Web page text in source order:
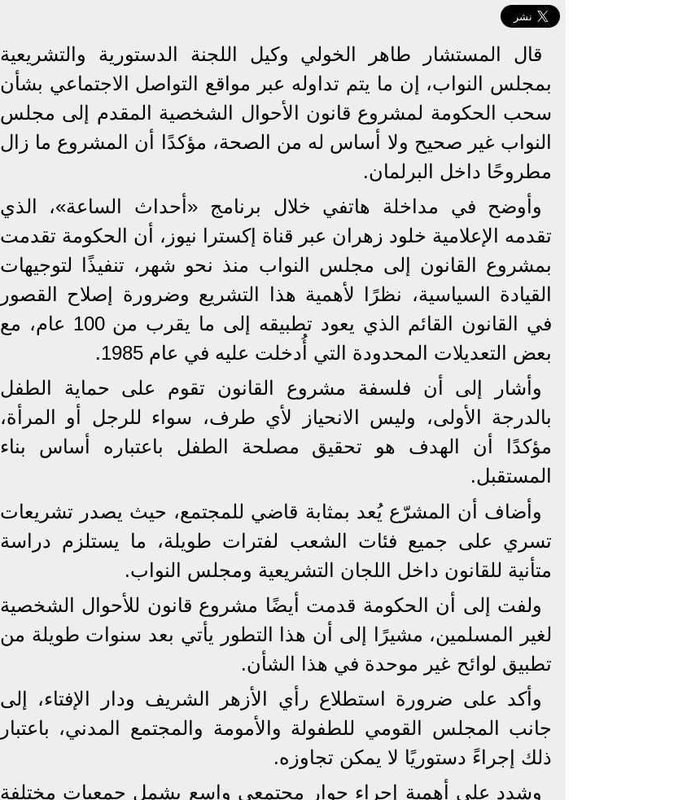
قال المستشار طاهر الخولي وكيل اللجنة الدستورية والتشريعية
بمجلس النواب، إن ما يتم تداوله عبر مواقع التواصل الاجتماعي بشأن
سحب الحكومة لمشروع قانون الأحوال الشخصية المقدم إلى مجلس
النواب غير صحيح ولا أساس له من الصحة، مؤكدًا أن المشروع ما زال
مطروحًا داخل البرلمان.
وأوضح في مداخلة هاتفي خلال برنامج «أحداث الساعة»، الذي
تقدمه الإعلامية خلود زهران عبر قناة إكسترا نيوز، أن الحكومة تقدمت
بمشروع القانون إلى مجلس النواب منذ نحو شهر، تنفيذًا لتوجيهات
القيادة السياسية، نظرًا لأهمية هذا التشريع وضرورة إصلاح القصور
في القانون القائم الذي يعود تطبيقه إلى ما يقرب من 100 عام، مع
بعض التعديلات المحدودة التي أُدخلت عليه في عام 1985.
وأشار إلى أن فلسفة مشروع القانون تقوم على حماية الطفل
بالدرجة الأولى، وليس الانحياز لأي طرف، سواء للرجل أو المرأة،
مؤكدًا أن الهدف هو تحقيق مصلحة الطفل باعتباره أساس بناء
المستقبل.
وأضاف أن المشرّع يُعد بمثابة قاضي للمجتمع، حيث يصدر تشريعات
تسري على جميع فئات الشعب لفترات طويلة، ما يستلزم دراسة
متأنية للقانون داخل اللجان التشريعية ومجلس النواب.
ولفت إلى أن الحكومة قدمت أيضًا مشروع قانون للأحوال الشخصية
لغير المسلمين، مشيرًا إلى أن هذا التطور يأتي بعد سنوات طويلة من
تطبيق لوائح غير موحدة في هذا الشأن.
وأكد على ضرورة استطلاع رأي الأزهر الشريف ودار الإفتاء، إلى
جانب المجلس القومي للطفولة والأمومة والمجتمع المدني، باعتبار
ذلك إجراءً دستوريًا لا يمكن تجاوزه.
وشدد على أهمية إجراء حوار مجتمعي واسع يشمل جمعيات مختلفة